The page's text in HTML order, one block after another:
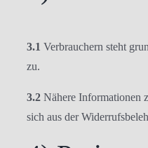
3.1 Verbrauchern steht
zu.
3.2 Nähere Informationen
sich aus der